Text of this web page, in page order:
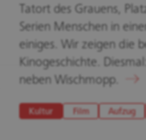
Tatort des Grauens,
Serien Menschen in
einiges. Wir zeigen die
Kinogeschichte.
neben Wischmopp.
Kultur Film Aufzug